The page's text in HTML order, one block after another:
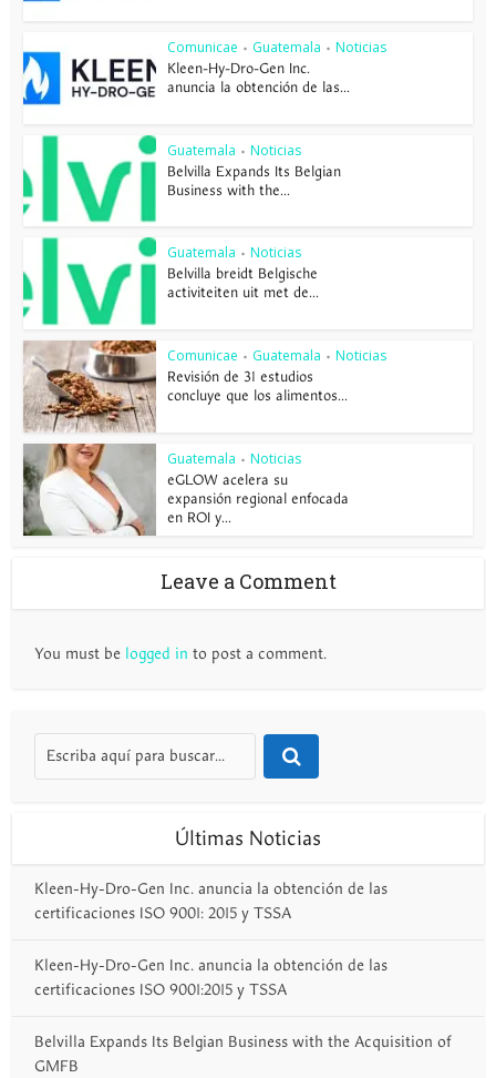
Comunicae • Guatemala • Noticias
Kleen-Hy-Dro-Gen Inc.
anuncia la obtención de las...
Guatemala • Noticias
Belvilla Expands Its Belgian
Business with the...
Guatemala • Noticias
Belvilla breidt Belgische
activiteiten uit met de...
Comunicae • Guatemala • Noticias
Revisión de 31 estudios
concluye que los alimentos...
Guatemala • Noticias
eGLOW acelera su
expansión regional enfocada
en ROI y...
Leave a Comment
You must be logged in to post a comment.
Últimas Noticias
Kleen-Hy-Dro-Gen Inc. anuncia la obtención de las
certificaciones ISO 9001: 2015 y TSSA
Kleen-Hy-Dro-Gen Inc. anuncia la obtención de las
certificaciones ISO 9001:2015 y TSSA
Belvilla Expands Its Belgian Business with the Acquisition of
GMFB